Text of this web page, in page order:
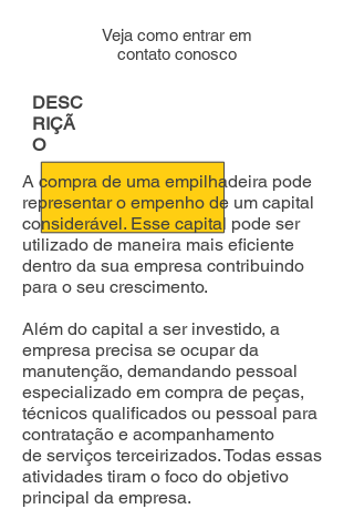
Veja como entrar em
contato conosco
DESC
RIÇÃ
O
A compra de uma empilhadeira pode
representar o empenho de um capital
considerável. Esse capital pode ser
utilizado de maneira mais eficiente
dentro da sua empresa contribuindo
para o seu crescimento.
Além do capital a ser investido, a
empresa precisa se ocupar da
manutenção, demandando pessoal
especializado em compra de peças,
técnicos qualificados ou pessoal para
contratação e acompanhamento
de serviços terceirizados. Todas essas
atividades tiram o foco do objetivo
principal da empresa.